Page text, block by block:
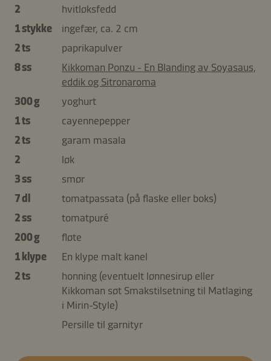
2
hvitløksfedd
1 stykke
ingefær, ca. 2 cm
2 ts
paprikapulver
8 ss
Kikkoman Ponzu - En Blanding av Soyasaus,
eddik og Sitronaroma
300 g
yoghurt
1 ts
cayennepepper
2 ts
garam masala
2
løk
3 ss
smør
7 dl
tomatpassata (på flaske eller boks)
2 ss
tomatpuré
200 g
fløte
1 klype
En klype malt kanel
2 ts
honning (eventuelt lønnesirup eller
Kikkoman søt Smakstilsetning til Matlaging
i Mirin-Style)
Persille til garnityr